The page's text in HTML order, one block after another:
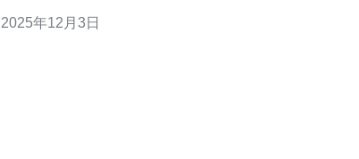
睐。本文将深入探讨日本高防云服务器的优势与特
2025年12月3日